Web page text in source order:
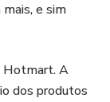
e sim
Hotmart. A
dos produtos